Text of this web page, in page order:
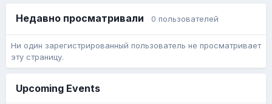
Недавно просматривали 0 пользователей
Ни один зарегистрированный пользователь не просматривает
эту страницу.
Upcoming Events